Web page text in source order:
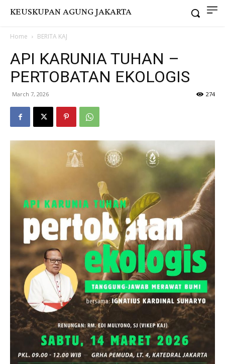
KEUSKUPAN AGUNG JAKARTA
Home BERITA KAJ
API KARUNIA TUHAN –
PERTOBATAN EKOLOGIS
March 7, 2026 274